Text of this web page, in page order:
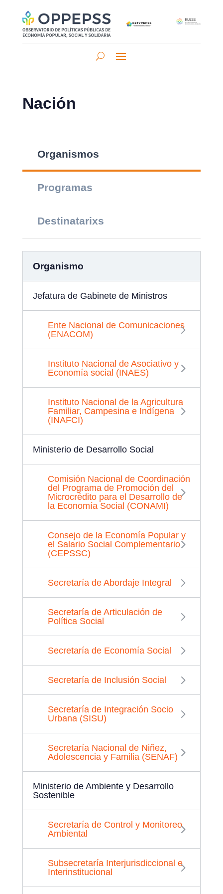
Nación
Organismos
Programas
Destinatarixs
Organismo
Jefatura de Gabinete de Ministros
Ente Nacional de Comunicaciones
(ENACOM)
Instituto Nacional de Asociativo y
Economía social (INAES)
Instituto Nacional de la Agricultura
Familiar, Campesina e Indígena
(INAFCI)
Ministerio de Desarrollo Social
Comisión Nacional de Coordinación
del Programa de Promoción del
Microcrédito para el Desarrollo de
la Economía Social (CONAMI)
Consejo de la Economía Popular y
el Salario Social Complementario
(CEPSSC)
Secretaría de Abordaje Integral
Secretaría de Articulación de
Política Social
Secretaría de Economía Social
Secretaría de Inclusión Social
Secretaría de Integración Socio
Urbana (SISU)
Secretaría Nacional de Niñez,
Adolescencia y Familia (SENAF)
Ministerio de Ambiente y Desarrollo
Sostenible
Secretaría de Control y Monitoreo
Ambiental
Subsecretaría Interjurisdiccional e
Interinstitucional